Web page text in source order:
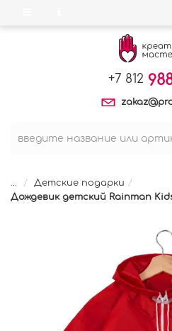
+7 812
...
Детские подарки
Дождевик детский Rainman